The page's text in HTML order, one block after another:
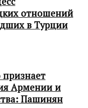
отношений
в Турции
Армении и
Пашинян